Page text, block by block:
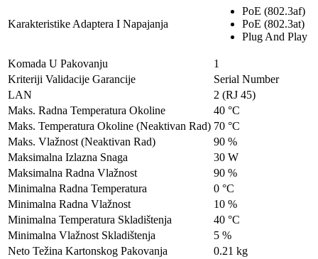
Karakteristike Adaptera I Napajanja
PoE (802.3af)
PoE (802.3at)
Plug And Play
Komada U Pakovanju
1
Kriteriji Validacije Garancije
Serial Number
LAN
2 (RJ 45)
Maks. Radna Temperatura Okoline
40 °C
Maks. Temperatura Okoline (Neaktivan Rad) 70 °C
Maks. Vlažnost (Neaktivan Rad)
90 %
Maksimalna Izlazna Snaga
30 W
Maksimalna Radna Vlažnost
90 %
Minimalna Radna Temperatura
0 °C
Minimalna Radna Vlažnost
10 %
Minimalna Temperatura Skladištenja
40 °C
Minimalna Vlažnost Skladištenja
5 %
Neto Težina Kartonskog Pakovanja
0.21 kg